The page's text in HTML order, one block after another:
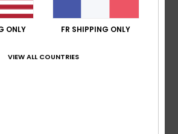
ONLY FR SHIPPING ONLY
VIEW ALL COUNTRIES